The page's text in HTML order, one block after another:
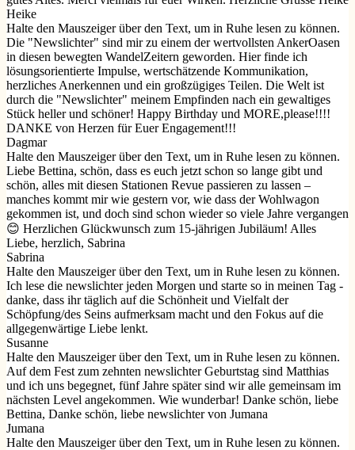
Heike
Halte den Mauszeiger über den Text, um in Ruhe lesen zu können.
Die "Newslichter" sind mir zu einem der wertvollsten AnkerOasen
in diesen bewegten WandelZeitern geworden. Hier finde ich
lösungsorientierte Impulse, wertschätzende Kommunikation,
herzliches Anerkennen und ein großzügiges Teilen. Die Welt ist
durch die "Newslichter" meinem Empfinden nach ein gewaltiges
Stück heller und schöner! Happy Birthday und MORE,please!!!!
DANKE von Herzen für Euer Engagement!!!
Dagmar
Halte den Mauszeiger über den Text, um in Ruhe lesen zu können.
Liebe Bettina, schön, dass es euch jetzt schon so lange gibt und
schön, alles mit diesen Stationen Revue passieren zu lassen –
manches kommt mir wie gestern vor, wie dass der Wohlwagon
gekommen ist, und doch sind schon wieder so viele Jahre vergangen
😊 Herzlichen Glückwunsch zum 15-jährigen Jubiläum! Alles
Liebe, herzlich, Sabrina
Sabrina
Halte den Mauszeiger über den Text, um in Ruhe lesen zu können.
Ich lese die newslichter jeden Morgen und starte so in meinen Tag -
danke, dass ihr täglich auf die Schönheit und Vielfalt der
Schöpfung/des Seins aufmerksam macht und den Fokus auf die
allgegenwärtige Liebe lenkt.
Susanne
Halte den Mauszeiger über den Text, um in Ruhe lesen zu können.
Auf dem Fest zum zehnten newslichter Geburtstag sind Matthias
und ich uns begegnet, fünf Jahre später sind wir alle gemeinsam im
nächsten Level angekommen. Wie wunderbar! Danke schön, liebe
Bettina, Danke schön, liebe newslichter von Jumana
Jumana
Halte den Mauszeiger über den Text, um in Ruhe lesen zu können.